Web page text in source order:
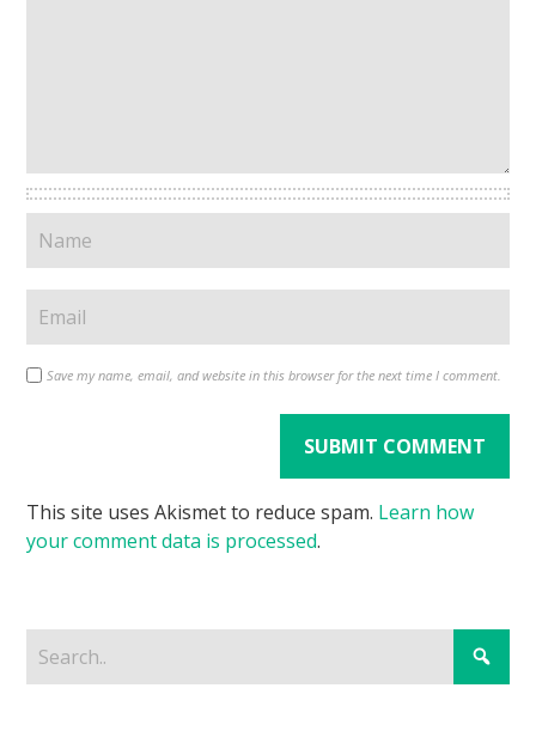
Save my name, email, and website in this browser for the next time I comment.
This site uses Akismet to reduce spam. Learn how
your comment data is processed.